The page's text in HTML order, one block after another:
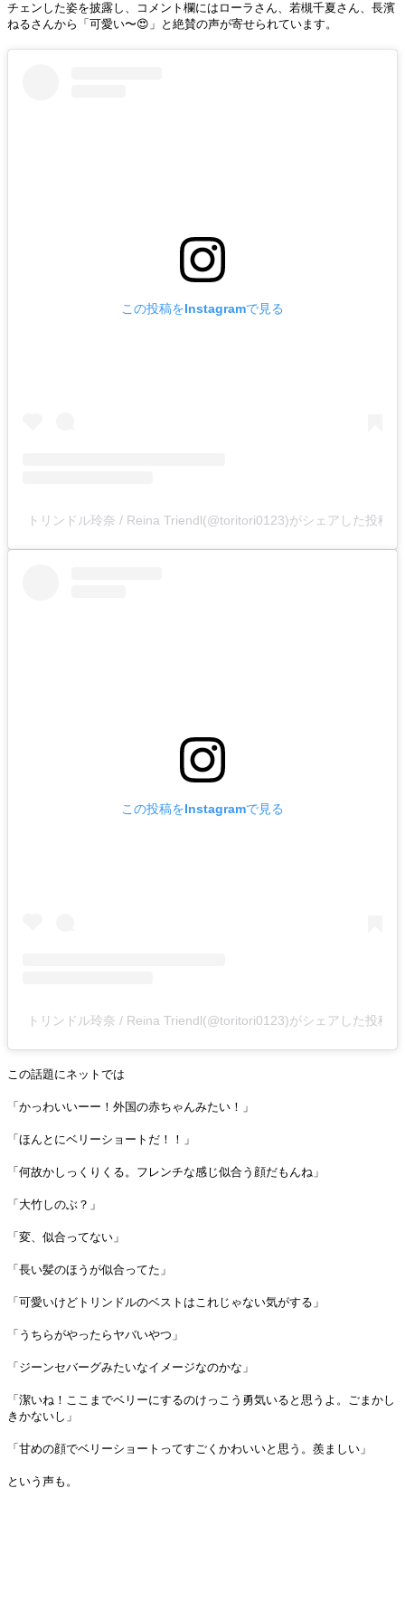
チェンした姿を披露し、コメント欄にはローラさん、若槻千夏さん、長濱
ねるさんから「可愛い〜😍」と絶賛の声が寄せられています。
この投稿をInstagramで見る
トリンドル玲奈 / Reina Triendl(@toritori0123)がシェアした投稿
この投稿をInstagramで見る
トリンドル玲奈 / Reina Triendl(@toritori0123)がシェアした投稿
この話題にネットでは
「かっわいいーー！外国の赤ちゃんみたい！」
「ほんとにベリーショートだ！！」
「何故かしっくりくる。フレンチな感じ似合う顔だもんね」
「大竹しのぶ？」
「変、似合ってない」
「長い髪のほうが似合ってた」
「可愛いけどトリンドルのベストはこれじゃない気がする」
「うちらがやったらヤバいやつ」
「ジーンセバーグみたいなイメージなのかな」
「潔いね！ここまでベリーにするのけっこう勇気いると思うよ。ごまかし
きかないし」
「甘めの顔でベリーショートってすごくかわいいと思う。羨ましい」
という声も。